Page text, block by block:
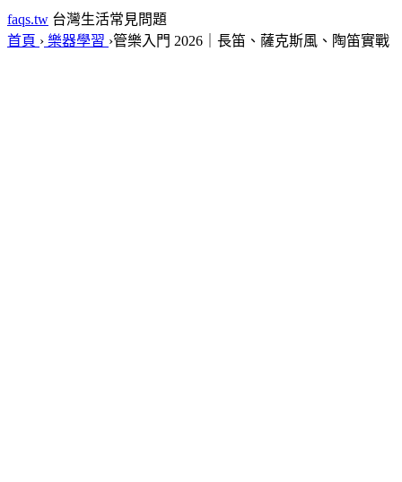
faqs.tw 台灣生活常見問題
首頁 › 樂器學習 ›管樂入門 2026｜長笛、薩克斯風、陶笛實戰